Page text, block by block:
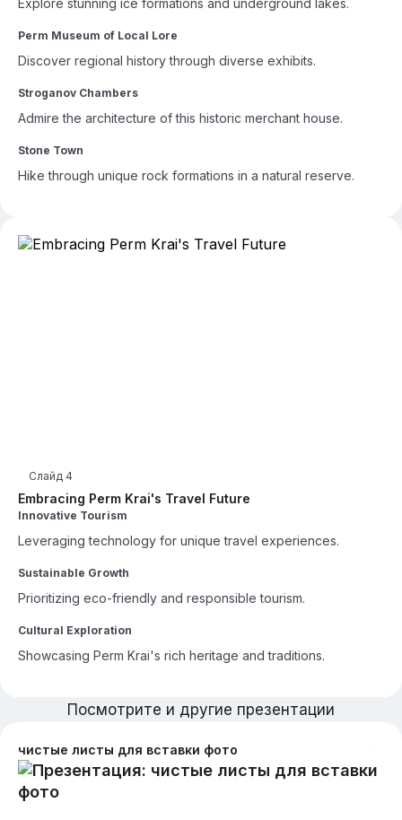
Explore stunning ice formations and underground lakes.
Perm Museum of Local Lore
Discover regional history through diverse exhibits.
Stroganov Chambers
Admire the architecture of this historic merchant house.
Stone Town
Hike through unique rock formations in a natural reserve.
Embracing Perm Krai's Travel Future
Слайд 4
Innovative Tourism
Leveraging technology for unique travel experiences.
Sustainable Growth
Prioritizing eco-friendly and responsible tourism.
Cultural Exploration
Showcasing Perm Krai's rich heritage and traditions.
Посмотрите и другие презентации
чистые листы для вставки фото